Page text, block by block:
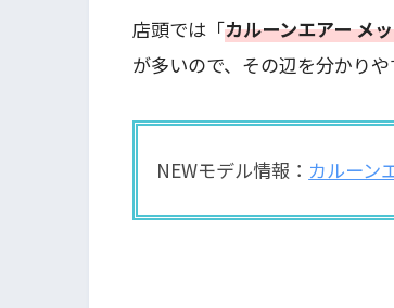
店頭では「カルーンエアー メ
が多いので、その辺を分かり
NEWモデル情報： カルーン